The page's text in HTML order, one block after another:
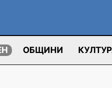
ОБЩИНИ